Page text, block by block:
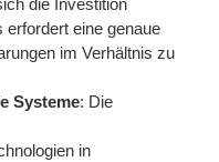
die Investition
erfordert eine genaue
im Verhältnis zu
Systeme: Die
in